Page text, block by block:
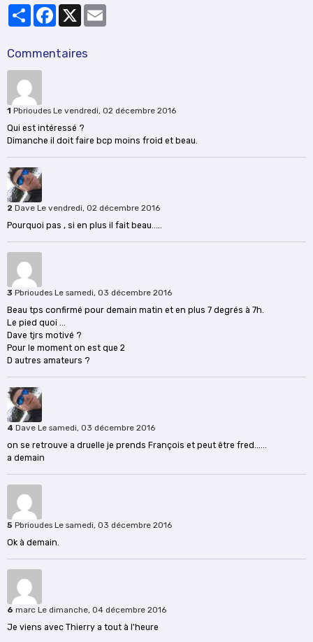
PartagerFacebook
X
Commentaires
1 Pbrioudes Le vendredi, 02 décembre 2016
Qui est intéressé ?
Dimanche il doit faire bcp moins froid et beau.
2 Dave Le vendredi, 02 décembre 2016
Pourquoi pas , si en plus il fait beau.....
3 Pbrioudes Le samedi, 03 décembre 2016
Beau tps confirmé pour demain matin et en plus 7 degrés à 7h.
Le pied quoi ...
Dave tjrs motivé ?
Pour le moment on est que 2
D autres amateurs ?
4 Dave Le samedi, 03 décembre 2016
on se retrouve a druelle je prends François et peut être fred......
a demain
5 Pbrioudes Le samedi, 03 décembre 2016
Ok à demain.
6 marc Le dimanche, 04 décembre 2016
Je viens avec Thierry a tout à l'heure